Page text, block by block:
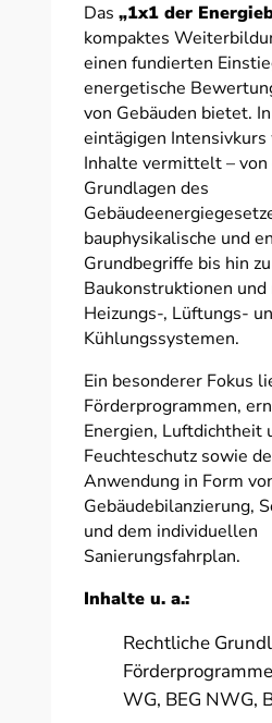
Das „1x1 der
kompaktes
einen fundierten
energetische
von Gebäuden bietet.
eintägigen
Inhalte vermittelt –
Grundlagen des
bauphysikalische und
Grundbegriffe bis hin
Baukonstruktionen und
Heizungs-, Lüftungs-
Kühlungssystemen.
Ein besonderer Fokus
Förderprogrammen,
Energien, Luftdichtheit
Feuchteschutz sowie
Anwendung in Form
Gebäudebilanzierung,
und dem individuellen
Sanierungsfahrplan.
Inhalte u. a.:
Rechtliche
WG, BEG NWG,